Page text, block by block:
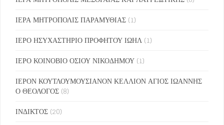
ΙΕΡΑ ΜΗΤΡΟΠΟΛΙΣ ΠΑΡΑΜΥΘΙΑΣ (1)
ΙΕΡΟ ΗΣΥΧΑΣΤΗΡΙΟ ΠΡΟΦΗΤΟΥ ΙΩΗΛ (1)
ΙΕΡΟ ΚΟΙΝΟΒΙΟ ΟΣΙΟΥ ΝΙΚΟΔΗΜΟΥ (1)
ΙΕΡΟΝ ΚΟΥΤΛΟΥΜΟΥΣΙΑΝΟΝ ΚΕΛΛΙΟΝ ΑΓΙΟΣ ΙΩΑΝΝΗΣ
Ο ΘΕΟΛΟΓΟΣ (8)
ΙΝΔΙΚΤΟΣ (20)